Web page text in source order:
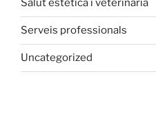
Salut estètica i veterinaria
Serveis professionals
Uncategorized